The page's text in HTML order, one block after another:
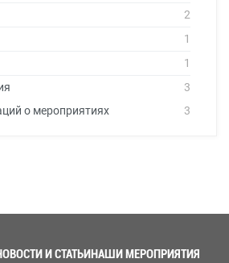
2
1
1
3
о мероприятиях
3
И СТАТЬИ НАШИ МЕРОПРИЯТИЯ